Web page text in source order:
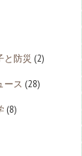
と防災 (2)
ース (28)
(8)